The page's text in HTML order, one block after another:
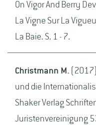
On Vigor And Berry
La Vigne Sur La
La Baie. S. 1 - 7.
Christmann M.
und die
Shaker Verlag
Juristenvereinigung